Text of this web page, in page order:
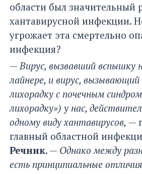
области был значительный
хантавирусной инфекции.
угрожает эта смертельно
инфекция?
—Вирус, вызвавший вспышку
лайнере, и вирус, вызывающий
лихорадку с почечным
лихорадку») у нас,
одному виду хантавирусов, —
главный областной
Речник. — Однако между
есть принципиальные